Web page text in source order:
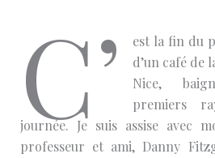
C’
est la fin du
d’un café de
Nice,
premiers
journée. Je suis assise avec
professeur et ami, Danny